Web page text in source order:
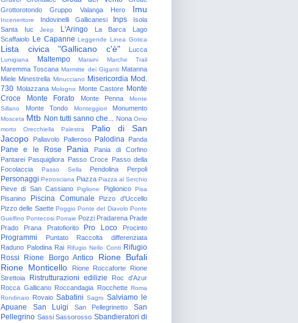
Grottorotondo
Gruppo Valanga Hero Imu
Inceneritore Indovinelli Gallicanesi Inps
Isola
Santa
Iuc Jeep L'Aringo La Barca
Lago
Scaffaiolo Le Capanne Leggende Linea Gotica
Lista civica "Gallicano c'è" Lucca
Lunigiana Maltempo Maraini Marche Trail
Maremma Toscana Marmitte dei Giganti Matanna
Miele Minestrella Minucciano Misericordia Mod.
730 Molazzana Mologno Monte Castore Monte
Croce
Monte Forato Monte Penna
Monte
Sillano
Monte Tondo Monteggiori Monumento
Mosceta Mtb Non tutti sanno che... Nona Omo
morto
Orecchiella Palestra
Palio di San
Jacopo
Pallavolo Palleroso Palodina Panda
Pane e le Rose Pania
Pania di Corfino
Pantarei Pasquigliora Passo Croce Passo della
Focolaccia
Passo Sella Pendolina Perpoli
Personaggi Petrosciana Piazza Piazza al Serchio
Pieve di San Cassiano Piglione Piglionico Pisa
Pisanino Piscina Comunale
Pizzo d'Uccello
Pizzo delle Saette Poggio Ponte del Diavolo Ponte
Guelfino Pontecosi Porraie Pozzi Pradarena Prade
Prado
Prana Pratofiorito Pro Loco Procinto
Programmi Puntato
Raccolta differenziata
Raduno Palodina Rai Rifugio Nello Conti Rifugio
Rossi
Rione Borgo Antico
Rione Bufali
Rione Monticello
Rione Roccaforte
Rione
Strettoia
Ristrutturazioni edilizie
Roc d'Azur
Rocca Gallicano Roccandagia Rocchette Roma
Rondinaio
Rovaio Sabatini Sagro Salviamo le
Apuane
San Luigi San Pellegrinetto
San
Pellegrino Sassi Sassorosso Sbandieratori di